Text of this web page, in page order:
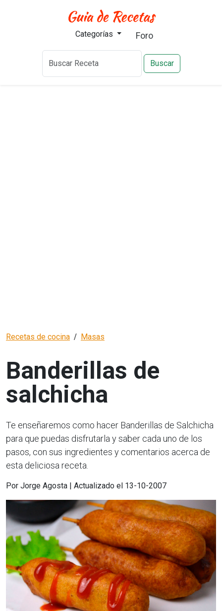
Categorías Foro
Buscar
Recetas de cocina Masas
Banderillas de
salchicha
Te enseñaremos como hacer Banderillas de Salchicha
para que puedas disfrutarla y saber cada uno de los
pasos, con sus ingredientes y comentarios acerca de
esta deliciosa receta.
Por Jorge Agosta | Actualizado el 13-10-2007